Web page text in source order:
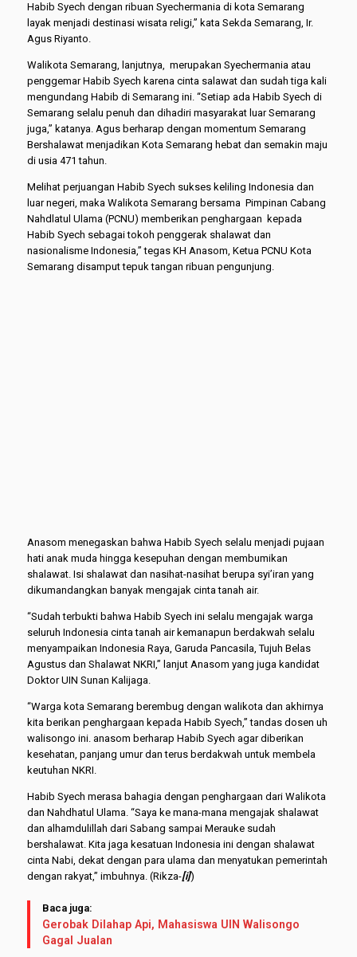
Habib Syech dengan ribuan Syechermania di kota Semarang
layak menjadi destinasi wisata religi,” kata Sekda Semarang, Ir.
Agus Riyanto.
Walikota Semarang, lanjutnya, merupakan Syechermania atau
penggemar Habib Syech karena cinta salawat dan sudah tiga kali
mengundang Habib di Semarang ini. “Setiap ada Habib Syech di
Semarang selalu penuh dan dihadiri masyarakat luar Semarang
juga,” katanya. Agus berharap dengan momentum Semarang
Bershalawat menjadikan Kota Semarang hebat dan semakin maju
di usia 471 tahun.
Melihat perjuangan Habib Syech sukses keliling Indonesia dan
luar negeri, maka Walikota Semarang bersama Pimpinan Cabang
Nahdlatul Ulama (PCNU) memberikan penghargaan kepada
Habib Syech sebagai tokoh penggerak shalawat dan
nasionalisme Indonesia,” tegas KH Anasom, Ketua PCNU Kota
Semarang disamput tepuk tangan ribuan pengunjung.
Anasom menegaskan bahwa Habib Syech selalu menjadi pujaan
hati anak muda hingga kesepuhan dengan membumikan
shalawat. Isi shalawat dan nasihat-nasihat berupa syi’iran yang
dikumandangkan banyak mengajak cinta tanah air.
“Sudah terbukti bahwa Habib Syech ini selalu mengajak warga
seluruh Indonesia cinta tanah air kemanapun berdakwah selalu
menyampaikan Indonesia Raya, Garuda Pancasila, Tujuh Belas
Agustus dan Shalawat NKRI,” lanjut Anasom yang juga kandidat
Doktor UIN Sunan Kalijaga.
“Warga kota Semarang berembug dengan walikota dan akhirnya
kita berikan penghargaan kepada Habib Syech,” tandas dosen uh
walisongo ini. anasom berharap Habib Syech agar diberikan
kesehatan, panjang umur dan terus berdakwah untuk membela
keutuhan NKRI.
Habib Syech merasa bahagia dengan penghargaan dari Walikota
dan Nahdhatul Ulama. “Saya ke mana-mana mengajak shalawat
dan alhamdulillah dari Sabang sampai Merauke sudah
bershalawat. Kita jaga kesatuan Indonesia ini dengan shalawat
cinta Nabi, dekat dengan para ulama dan menyatukan pemerintah
dengan rakyat,” imbuhnya. (Rikza-[i])
Baca juga:
Gerobak Dilahap Api, Mahasiswa UIN Walisongo
Gagal Jualan